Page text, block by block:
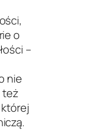
o
–
nie
też